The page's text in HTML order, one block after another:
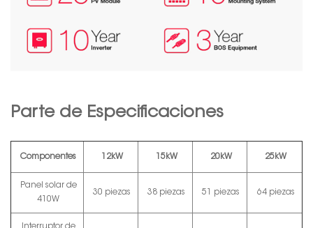
Parte de Especificaciones
Componentes 12kW 15kW 20kW 25kW
Panel solar de
410W
30 piezas 38 piezas 51 piezas 64 piezas